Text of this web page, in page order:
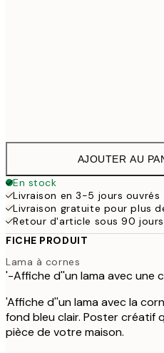
AJOUTER AU
En stock
Livraison en 3-5 jours ouvrés
Livraison gratuite pour plus
Retour d'article sous 90 jours
FICHE PRODUIT
Lama à cornes
'-Affiche d''un lama avec une
'Affiche d''un lama avec la
fond bleu clair. Poster créatif
pièce de votre maison.